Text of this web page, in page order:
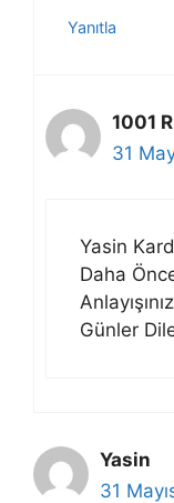
Yanıtla
1001
31
Yasin
Daha
Günler
Yasin
31